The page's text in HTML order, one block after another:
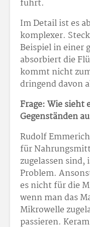
führt.
Im Detail ist es
komplexer.
Beispiel in einer
absorbiert die
kommt nicht
dringend davon
Frage: Wie sieht
Gegenständen
Rudolf
für
zugelassen
Problem.
es nicht für die
wenn man das
Mikrowelle
passieren.